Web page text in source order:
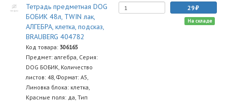
Тетрадь предметная DOG
БОБИК 48л, TWIN лак,
АЛГЕБРА, клетка, подсказ,
BRAUBERG 404782
Код товара: 306165
Предмет: алгебра, Серия:
DOG БОБИК, Количество
листов: 48, Формат: А5,
Линовка блока: клетка,
Красные поля: да, Тип
29
На складе